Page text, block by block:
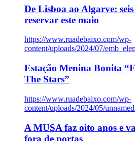
De Lisboa ao Algarve:
reservar este maio
https://www.ruadebaixo.com/wp-
content/uploads/2024/07/
Estação Menina Bonita
The Stars”
https://www.ruadebaixo.com/wp-
content/uploads/2024/05/
A MUSA faz oito anos e
fora de portas